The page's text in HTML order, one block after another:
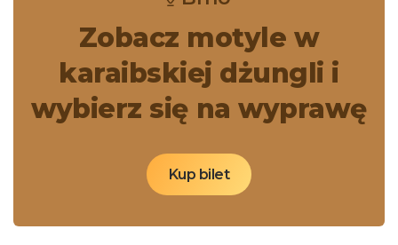
Zobacz motyle w
karaibskiej dżungli i
wybierz się na wyprawę
Kup bilet